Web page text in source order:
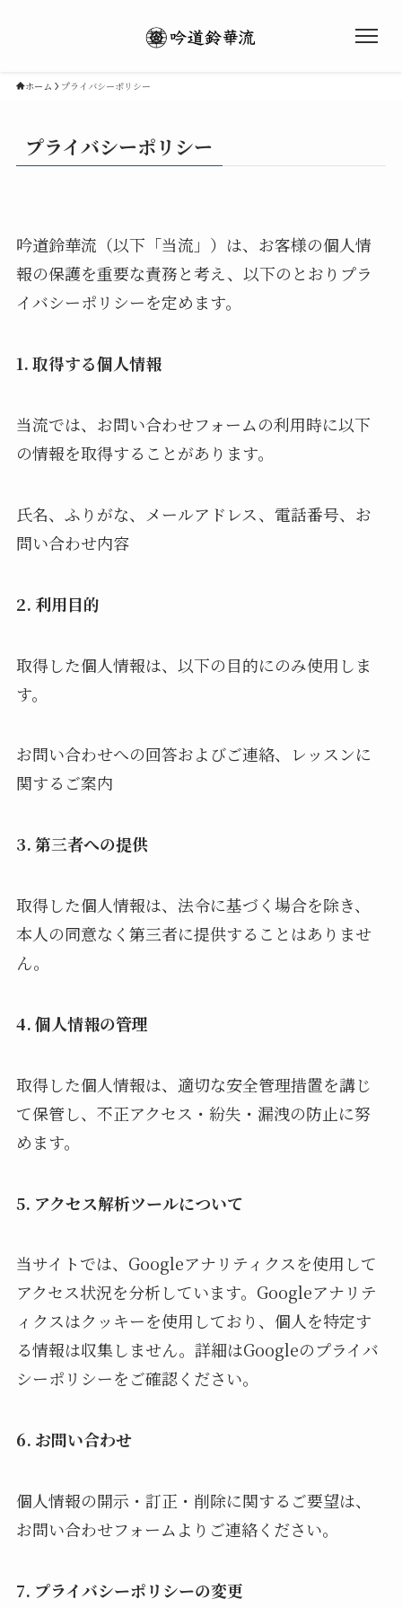
ホーム
レッスン
ホーム プライバシーポリシー
プライバシーポリシー
吟道鈴華流（以下「当流」）は、お客様の個人情
報の保護を重要な責務と考え、以下のとおりプラ
イバシーポリシーを定めます。
1. 取得する個人情報
当流では、お問い合わせフォームの利用時に以下
の情報を取得することがあります。
氏名、ふりがな、メールアドレス、電話番号、お
問い合わせ内容
2. 利用目的
取得した個人情報は、以下の目的にのみ使用しま
す。
お問い合わせへの回答およびご連絡、レッスンに
関するご案内
3. 第三者への提供
取得した個人情報は、法令に基づく場合を除き、
本人の同意なく第三者に提供することはありませ
ん。
4. 個人情報の管理
取得した個人情報は、適切な安全管理措置を講じ
て保管し、不正アクセス・紛失・漏洩の防止に努
めます。
5. アクセス解析ツールについて
当サイトでは、Googleアナリティクスを使用して
アクセス状況を分析しています。Googleアナリテ
ィクスはクッキーを使用しており、個人を特定す
る情報は収集しません。詳細はGoogleのプライバ
シーポリシーをご確認ください。
6. お問い合わせ
個人情報の開示・訂正・削除に関するご要望は、
お問い合わせフォームよりご連絡ください。
7. プライバシーポリシーの変更